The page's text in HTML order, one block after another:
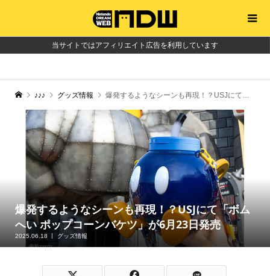
当サイトではアフィリエイト広告を利用しています
♪♪♪ グッズ情報 爆発するようなシーンも再現！？USJにて「ボムへい ポップコーンバケツ」が6月23日発売
爆発するようなシーンも再現！？USJにて「ボム
へい ポップコーンバケツ」が6月23日発売
2025.06.18 グッズ情報